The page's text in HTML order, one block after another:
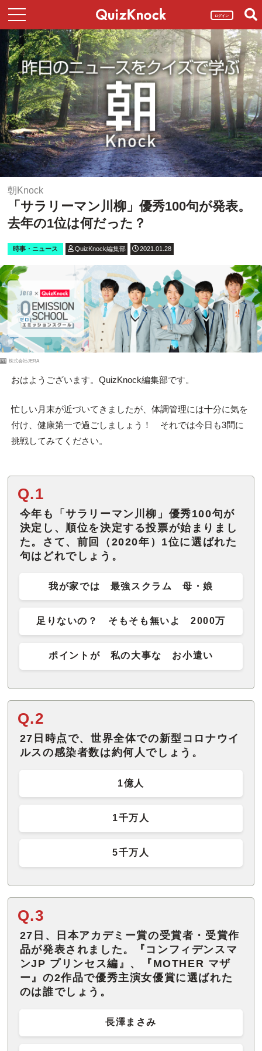
ログイン
朝Knock
「サラリーマン川柳」優秀100句が発表。
去年の1位は何だった？
時事・ニュース QuizKnock編集部 2021.01.28
PR 株式会社JERA
おはようございます。QuizKnock編集部です。
忙しい月末が近づいてきましたが、体調管理には十分に気を
付け、健康第一で過ごしましょう！ それでは今日も3問に
挑戦してみてください。
Q.1
今年も「サラリーマン川柳」優秀100句が
決定し、順位を決定する投票が始まりまし
た。さて、前回（2020年）1位に選ばれた
句はどれでしょう。
我が家では 最強スクラム 母・娘
足りないの？ そもそも無いよ 2000万
ポイントが 私の大事な お小遣い
Q.2
27日時点で、世界全体での新型コロナウイ
ルスの感染者数は約何人でしょう。
1億人
1千万人
5千万人
Q.3
27日、日本アカデミー賞の受賞者・受賞作
品が発表されました。『コンフィデンスマ
ンJP プリンセス編』、『MOTHER マザ
ー』の2作品で優秀主演女優賞に選ばれた
のは誰でしょう。
長澤まさみ